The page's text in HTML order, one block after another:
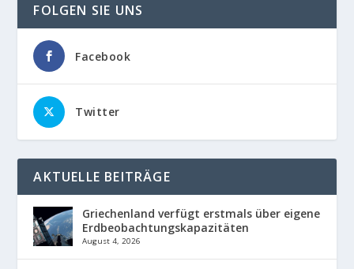
FOLGEN SIE UNS
Facebook
Twitter
AKTUELLE BEITRÄGE
Griechenland verfügt erstmals über eigene
Erdbeobachtungskapazitäten
August 4, 2026